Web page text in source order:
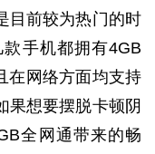
目前较为热门的时
手机都拥有4GB
在网络方面均支持
果想要摆脱卡顿阴
全网通带来的畅